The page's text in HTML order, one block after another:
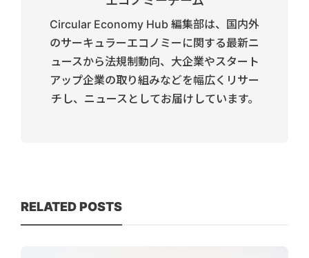
Circular Economy Hub 編集部は、国内外
のサーキュラーエコノミーに関する最新ニ
ュースから法規制動向、大企業やスタート
アップ企業の取り組みなどを幅広くリサー
チし、ニュースとしてお届けしています。
RELATED POSTS